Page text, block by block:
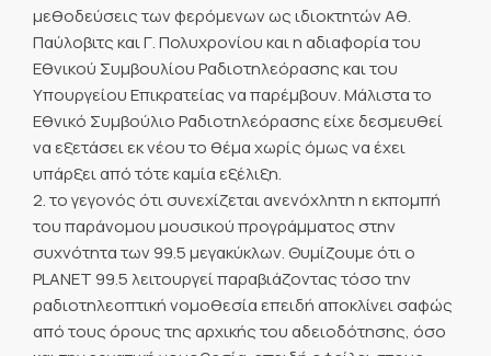
μεθοδεύσεις των φερόμενων ως ιδιοκτητών Αθ.
Παύλοβιτς και Γ. Πολυχρονίου και η αδιαφορία του
Εθνικού Συμβουλίου Ραδιοτηλεόρασης και του
Υπουργείου Επικρατείας να παρέμβουν. Μάλιστα το
Εθνικό Συμβούλιο Ραδιοτηλεόρασης είχε δεσμευθεί
να εξετάσει εκ νέου το θέμα χωρίς όμως να έχει
υπάρξει από τότε καμία εξέλιξη.
2. το γεγονός ότι συνεχίζεται ανενόχλητη η εκπομπή
του παράνομου μουσικού προγράμματος στην
συχνότητα των 99.5 μεγακύκλων. Θυμίζουμε ότι ο
PLANET 99.5 λειτουργεί παραβιάζοντας τόσο την
ραδιοτηλεοπτική νομοθεσία επειδή αποκλίνει σαφώς
από τους όρους της αρχικής του αδειοδότησης, όσο